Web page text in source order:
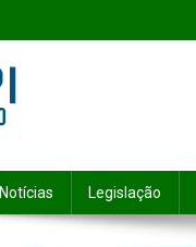
Notícias Legislação